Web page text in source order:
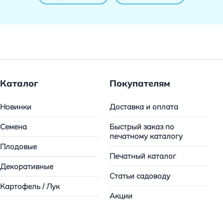
Каталог
Новинки
Семена
Плодовые
Декоративные
Картофель / Лук
Покупателям
Доставка и оплата
Быстрый заказ по
печатному каталогу
Печатный каталог
Статьи садоводу
Акции